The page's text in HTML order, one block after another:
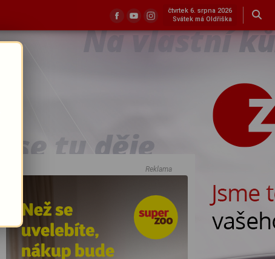
čtvrtek 6. srpna 2026
Svátek má Oldřiška
Reklama